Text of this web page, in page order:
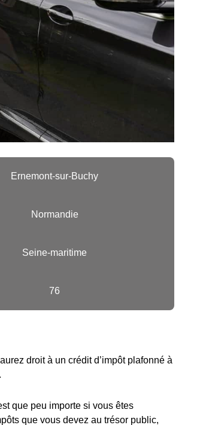
Ernemont-sur-Buchy
Normandie
Seine-maritime
76
droit à un crédit d’impôt plafonné à
que peu importe si vous êtes
que vous devez au trésor public,